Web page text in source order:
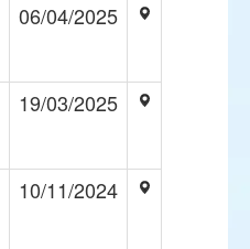
06/04/2025
19/03/2025
10/11/2024